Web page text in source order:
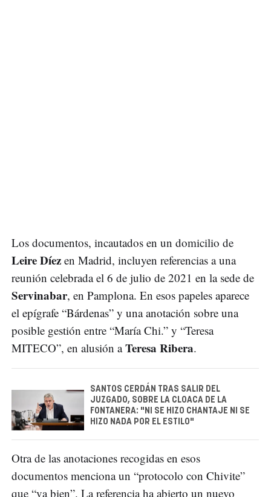
Los documentos, incautados en un domicilio de
Leire Díez en Madrid, incluyen referencias a una
reunión celebrada el 6 de julio de 2021 en la sede de
Servinabar, en Pamplona. En esos papeles aparece
el epígrafe “Bárdenas” y una anotación sobre una
posible gestión entre “María Chi.” y “Teresa
MITECO”, en alusión aTeresa Ribera.
SANTOS CERDÁN TRAS SALIR DEL
JUZGADO, SOBRE LA CLOACA DE LA
FONTANERA: "NI SE HIZO CHANTAJE NI SE
HIZO NADA POR EL ESTILO"
Otra de las anotaciones recogidas en esos
documentos menciona un “protocolo con Chivite”
que “va bien”. La referencia ha abierto un nuevo